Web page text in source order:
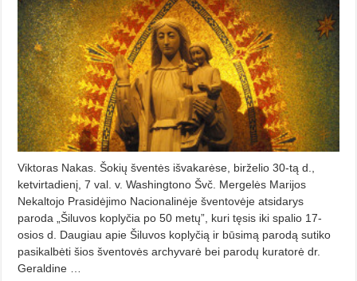
Viktoras Nakas. Šokių šventės išvakarėse, birželio 30-tą d.,
ketvirtadienį, 7 val. v. Washingtono Švč. Mergelės Marijos
Nekaltojo Prasidėjimo Nacionalinėje šventovėje atsidarys
paroda „Šiluvos koplyčia po 50 metų”, kuri tęsis iki spalio 17-
osios d. Daugiau apie Šiluvos koplyčią ir būsimą parodą sutiko
pasikalbėti šios šventovės archyvarė bei parodų kuratorė dr.
Geraldine …